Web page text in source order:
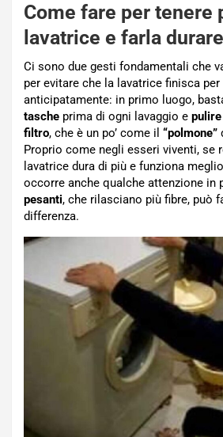
Come fare per tenere
lavatrice e farla
Ci sono due gesti fondamentali che
per evitare che la lavatrice finisca
anticipatamente: in primo luogo,
tasche prima di ogni lavaggio e
filtro, che è un po’ come il “polmone”
Proprio come negli esseri viventi, se
lavatrice dura di più e funziona
occorre anche qualche attenzione in
pesanti, che rilasciano più fibre, può
differenza.